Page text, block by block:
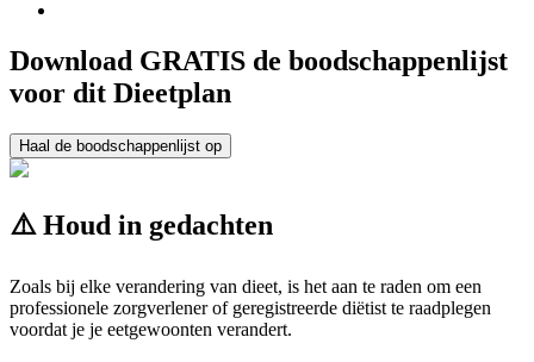
Download GRATIS de boodschappenlijst
voor dit Dieetplan
Haal de boodschappenlijst op
⚠️ Houd in gedachten
Zoals bij elke verandering van dieet, is het aan te raden om een
professionele zorgverlener of geregistreerde diëtist te raadplegen
voordat je je eetgewoonten verandert.